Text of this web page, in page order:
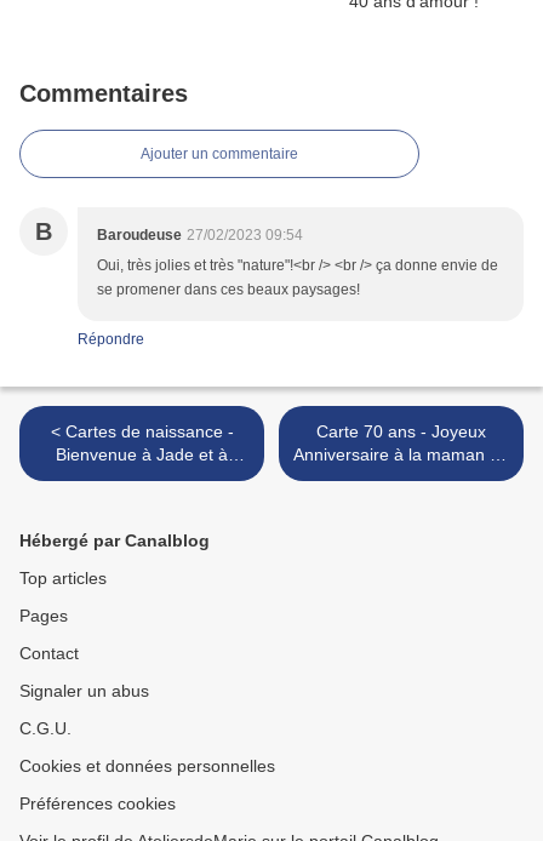
Commentaires
Ajouter un commentaire
B Baroudeuse 27/02/2023 09:54
Oui, très jolies et très "nature"!<br /> <br /> ça donne envie de
se promener dans ces beaux paysages!
Répondre
< Cartes de naissance -
Bienvenue à Jade et à
Heïdda !
Carte 70 ans - Joyeux
Anniversaire à la maman de
Laureen - Commande >
Hébergé par Canalblog
Top articles
Pages
Contact
Signaler un abus
C.G.U.
Cookies et données personnelles
Préférences cookies